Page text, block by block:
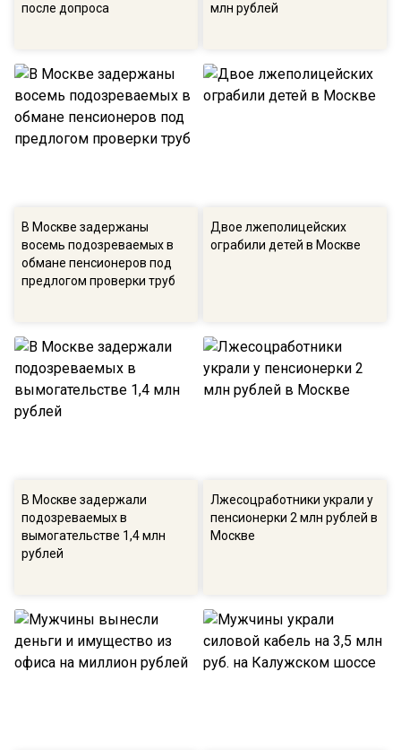
после допроса
млн рублей
В Москве задержаны
восемь подозреваемых в
обмане пенсионеров под
предлогом проверки труб
Двое лжеполицейских
ограбили детей в Москве
В Москве задержали
подозреваемых в
вымогательстве 1,4 млн
рублей
Лжесоцработники украли у
пенсионерки 2 млн рублей в
Москве